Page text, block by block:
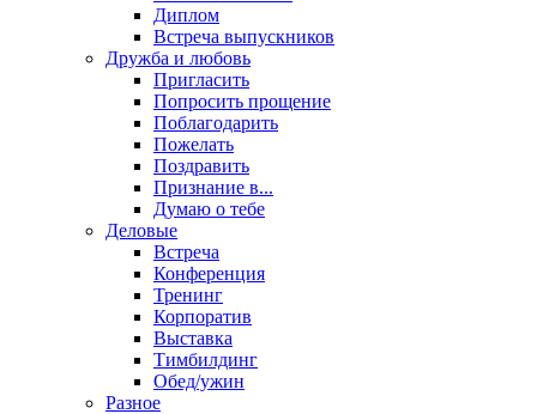
Диплом
Встреча выпускников
Дружба и любовь
Пригласить
Попросить прощение
Поблагодарить
Пожелать
Поздравить
Признание в...
Думаю о тебе
Деловые
Встреча
Конференция
Тренинг
Корпоратив
Выставка
Тимбилдинг
Обед/ужин
Разное